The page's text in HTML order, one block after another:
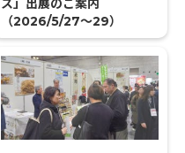
ス」出展のご案内
（2026/5/27〜29）